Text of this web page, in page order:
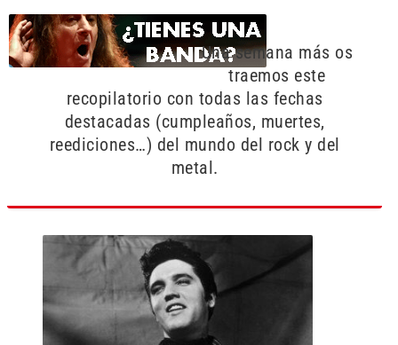
Una semana más os
traemos este
recopilatorio con todas las fechas
destacadas (cumpleaños, muertes,
reediciones…) del mundo del rock y del
metal.